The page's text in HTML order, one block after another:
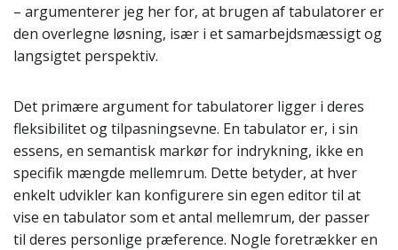
– argumenterer jeg her for, at brugen af tabulatorer er
den overlegne løsning, især i et samarbejdsmæssigt og
langsigtet perspektiv.
Det primære argument for tabulatorer ligger i deres
fleksibilitet og tilpasningsevne. En tabulator er, i sin
essens, en semantisk markør for indrykning, ikke en
specifik mængde mellemrum. Dette betyder, at hver
enkelt udvikler kan konfigurere sin egen editor til at
vise en tabulator som et antal mellemrum, der passer
til deres personlige præference. Nogle foretrækker en